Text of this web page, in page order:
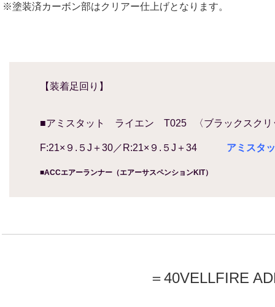
※塗装済カーボン部はクリアー仕上げとなります。
【装着足回り】
■アミスタット ライエン T025 〈ブラックスク
F:21×９.５J＋30／R:21×９.５J＋34 アミスタ
■ACCエアーランナー（エアーサスペンションKIT）
＝40VELLFIRE